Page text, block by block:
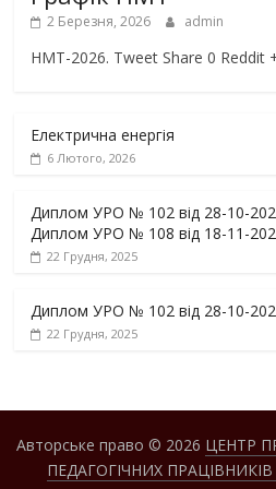
2 Березня, 2026 admin
НМТ-2026. Tweet Share 0 Reddit
Електрична енергія
6 Лютого, 2026
Диплом УРО № 102 від 28-10-
Диплом УРО № 108 від 18-11-
22 Грудня, 2025
Диплом УРО № 102 від 28-10-
22 Грудня, 2025
Авторське право © 2026 ЦЕНТР
ПЕДАГОГІЧНИХ